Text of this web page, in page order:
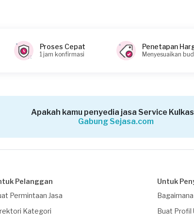
(biaya Transaksi)
Proses Cepat
1 jam konfirmasi
Penetapan
Menyesuaikan
Apakah kamu penyedia jasa Service Kulkas
Gabung Sejasa.com
Pelanggan
Permintaan Jasa
Kategori
Untuk
Buat Profil